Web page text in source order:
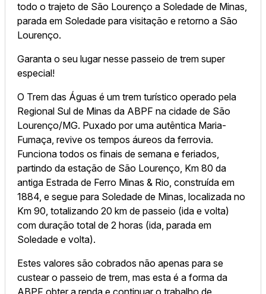
todo o trajeto de São Lourenço a Soledade de Minas,
parada em Soledade para visitação e retorno a São
Lourenço.
Garanta o seu lugar nesse passeio de trem super
especial!
O Trem das Águas é um trem turístico operado pela
Regional Sul de Minas da ABPF na cidade de São
Lourenço/MG. Puxado por uma autêntica Maria-
Fumaça, revive os tempos áureos da ferrovia.
Funciona todos os finais de semana e feriados,
partindo da estação de São Lourenço, Km 80 da
antiga Estrada de Ferro Minas & Rio, construída em
1884, e segue para Soledade de Minas, localizada no
Km 90, totalizando 20 km de passeio (ida e volta)
com duração total de 2 horas (ida, parada em
Soledade e volta).
Estes valores são cobrados não apenas para se
custear o passeio de trem, mas esta é a forma da
ABPF obter a renda e continuar o trabalho de